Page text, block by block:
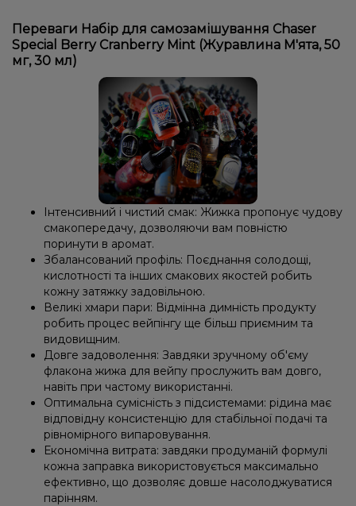
Переваги Набір для самозамішування Chaser
Special Berry Cranberry Mint (Журавлина М'ята, 50
мг, 30 мл)
Інтенсивний і чистий смак: Жижка пропонує чудову
смакопередачу, дозволяючи вам повністю
поринути в аромат.
Збалансований профіль: Поєднання солодощі,
кислотності та інших смакових якостей робить
кожну затяжку задовільною.
Великі хмари пари: Відмінна димність продукту
робить процес вейпінгу ще більш приємним та
видовищним.
Довге задоволення: Завдяки зручному об'єму
флакона жижа для вейпу прослужить вам довго,
навіть при частому використанні.
Оптимальна сумісність з підсистемами: рідина має
відповідну консистенцію для стабільної подачі та
рівномірного випаровування.
Економічна витрата: завдяки продуманій формулі
кожна заправка використовується максимально
ефективно, що дозволяє довше насолоджуватися
парінням.